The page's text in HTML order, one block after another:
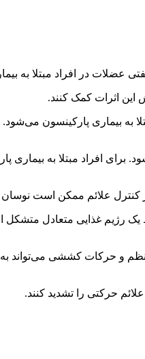
اثرات کمک کنند.
به بیماری پارکینسون
برای افراد مبتلا به
یک رژیم غذایی متعادل
و حرکات کششی می‌تواند به